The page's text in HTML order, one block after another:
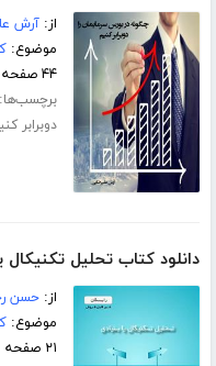
از:آرش
موضوع:
۴۴ صفحه
دوبرابر
دانلود کتاب تحلیل تکنیکال
از:حسن
موضوع:
۲۱ صفحه